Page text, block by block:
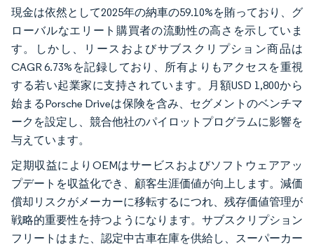
現金は依然として2025年の納車の59.10%を賄っており、グ
ローバルなエリート購買者の流動性の高さを示していま
す。しかし、リースおよびサブスクリプション商品は
CAGR 6.73%を記録しており、所有よりもアクセスを重視
する若い起業家に支持されています。月額USD 1,800から
始まるPorsche Driveは保険を含み、セグメントのベンチマ
ークを設定し、競合他社のパイロットプログラムに影響を
与えています。
定期収益によりOEMはサービスおよびソフトウェアアッ
プデートを収益化でき、顧客生涯価値が向上します。減価
償却リスクがメーカーに移転するにつれ、残存価値管理が
戦略的重要性を持つようになります。サブスクリプション
フリートはまた、認定中古車在庫を供給し、スーパーカー